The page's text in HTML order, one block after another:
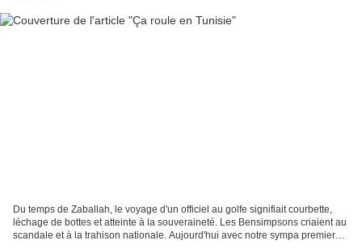
Du temps de Zaballah, le voyage d'un officiel au golfe signifiait courbette,
léchage de bottes et atteinte à la souveraineté. Les Bensimpsons criaient au
scandale et à la trahison nationale. Aujourd'hui avec notre sympa premier